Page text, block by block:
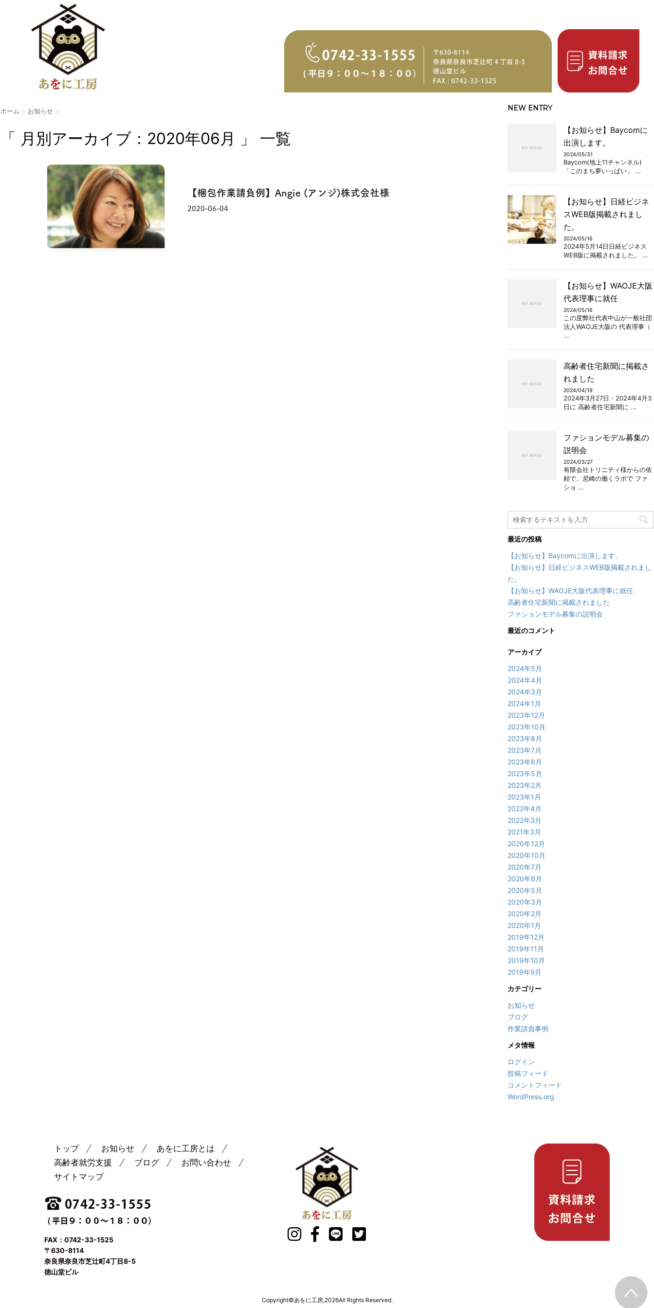
ホーム > お知らせ >
「 月別アーカイブ：2020年06月 」 一覧
【梱包作業請負例】Angie (アンジ)株式会社様
2020-06-04
NEW ENTRY
【お知らせ】Baycomに
出演します。
2024/05/31
Baycom(地上11チャンネル)
「このまち夢いっぱい」 ...
【お知らせ】日経ビジネ
スWEB版掲載されまし
た。
2024/05/16
2024年5月14日日経ビジネス
WEB版に掲載されました。 ...
【お知らせ】WAOJE大阪
代表理事に就任
2024/05/16
この度弊社代表中山が一般社団
法人WAOJE大阪の 代表理事（
...
高齢者住宅新聞に掲載さ
れました
2024/04/19
2024年3月27日・2024年4月3
日に 高齢者住宅新聞に ...
ファションモデル募集の
説明会
2024/03/27
有限会社トリニティ様からの依
頼で、尼崎の働くラボで ファ
ショ ...
最近の投稿
【お知らせ】Baycomに出演します。
【お知らせ】日経ビジネスWEB版掲載されまし
た。
【お知らせ】WAOJE大阪代表理事に就任
高齢者住宅新聞に掲載されました
ファションモデル募集の説明会
最近のコメント
アーカイブ
2024年5月
2024年4月
2024年3月
2024年1月
2023年12月
2023年10月
2023年8月
2023年7月
2023年6月
2023年5月
2023年2月
2023年1月
2022年4月
2022年3月
2021年3月
2020年12月
2020年10月
2020年7月
2020年6月
2020年5月
2020年3月
2020年2月
2020年1月
2019年12月
2019年11月
2019年10月
2019年9月
カテゴリー
お知らせ
ブログ
作業請負事例
メタ情報
ログイン
投稿フィード
コメントフィード
WordPress.org
トップ お知らせ
あをに工房とは
高齢者就労支援
ブログ
お問い合わせ
サイトマップ
FAX：0742-33-1525
〒630-8114
奈良県奈良市芝辻町4丁目8-5
徳山堂ビル
Copyright©あをに工房,2026All Rights Reserved.